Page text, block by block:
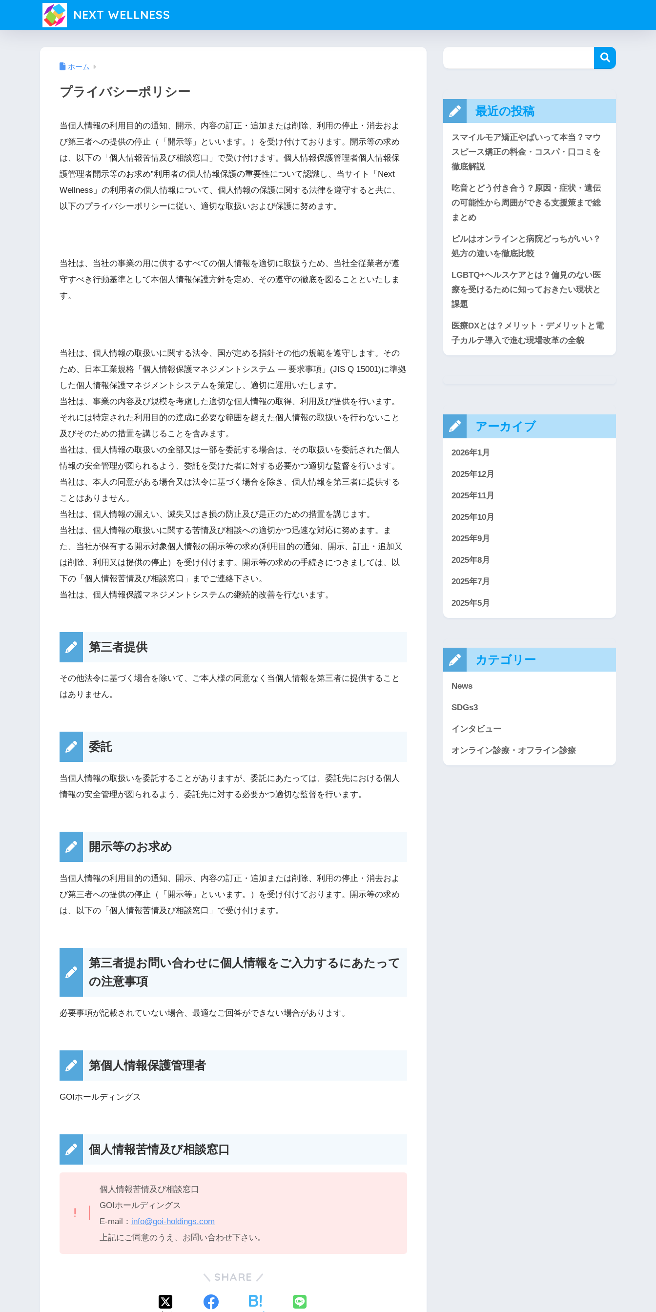
NEXT WELLNESS
ホーム
プライバシーポリシー
当個人情報の利用目的の通知、開示、内容の訂正・追加または削除、利用の停止・消去およ
び第三者への提供の停止（「開示等」といいます。）を受け付けております。開示等の求め
は、以下の「個人情報苦情及び相談窓口」で受け付けます。個人情報保護管理者個人情報保
護管理者開示等のお求め”利用者の個人情報保護の重要性について認識し、当サイト「Next
Wellness」の利用者の個人情報について、個人情報の保護に関する法律を遵守すると共に、
以下のプライバシーポリシーに従い、適切な取扱いおよび保護に努めます。
当社は、当社の事業の用に供するすべての個人情報を適切に取扱うため、当社全従業者が遵
守すべき行動基準として本個人情報保護方針を定め、その遵守の徹底を図ることといたしま
す。
当社は、個人情報の取扱いに関する法令、国が定める指針その他の規範を遵守します。その
ため、日本工業規格「個人情報保護マネジメントシステム — 要求事項」(JIS Q 15001)に準拠
した個人情報保護マネジメントシステムを策定し、適切に運用いたします。
当社は、事業の内容及び規模を考慮した適切な個人情報の取得、利用及び提供を行います。
それには特定された利用目的の達成に必要な範囲を超えた個人情報の取扱いを行わないこと
及びそのための措置を講じることを含みます。
当社は、個人情報の取扱いの全部又は一部を委託する場合は、その取扱いを委託された個人
情報の安全管理が図られるよう、委託を受けた者に対する必要かつ適切な監督を行います。
当社は、本人の同意がある場合又は法令に基づく場合を除き、個人情報を第三者に提供する
ことはありません。
当社は、個人情報の漏えい、滅失又はき損の防止及び是正のための措置を講じます。
当社は、個人情報の取扱いに関する苦情及び相談への適切かつ迅速な対応に努めます。ま
た、当社が保有する開示対象個人情報の開示等の求め(利用目的の通知、開示、訂正・追加又
は削除、利用又は提供の停止）を受け付けます。開示等の求めの手続きにつきましては、以
下の「個人情報苦情及び相談窓口」までご連絡下さい。
当社は、個人情報保護マネジメントシステムの継続的改善を行ないます。
第三者提供
その他法令に基づく場合を除いて、ご本人様の同意なく当個人情報を第三者に提供すること
はありません。
委託
当個人情報の取扱いを委託することがありますが、委託にあたっては、委託先における個人
情報の安全管理が図られるよう、委託先に対する必要かつ適切な監督を行います。
開示等のお求め
当個人情報の利用目的の通知、開示、内容の訂正・追加または削除、利用の停止・消去およ
び第三者への提供の停止（「開示等」といいます。）を受け付けております。開示等の求め
は、以下の「個人情報苦情及び相談窓口」で受け付けます。
第三者提お問い合わせに個人情報をご入力するにあたって
の注意事項
必要事項が記載されていない場合、最適なご回答ができない場合があります。
第個人情報保護管理者
GOIホールディングス
個人情報苦情及び相談窓口
個人情報苦情及び相談窓口
GOIホールディングス
E-mail： info@goi-holdings.com
上記にご同意のうえ、お問い合わせ下さい。
SHARE
最近の投稿
スマイルモア矯正やばいって本当？マウ
スピース矯正の料金・コスパ・口コミを
徹底解説
吃音とどう付き合う？原因・症状・遺伝
の可能性から周囲ができる支援策まで総
まとめ
ピルはオンラインと病院どっちがいい？
処方の違いを徹底比較
LGBTQ+ヘルスケアとは？偏見のない医
療を受けるために知っておきたい現状と
課題
医療DXとは？メリット・デメリットと電
子カルテ導入で進む現場改革の全貌
アーカイブ
2026年1月
2025年12月
2025年11月
2025年10月
2025年9月
2025年8月
2025年7月
2025年5月
カテゴリー
News
SDGs3
インタビュー
オンライン診療・オフライン診療